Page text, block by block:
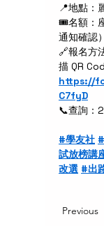
📍地點：
🎟️名額：
通知確認）
🔗報名方
描 QR
https://
C7fyD
📞查詢：
#學友社
試放榜講
改選 #出
Previous